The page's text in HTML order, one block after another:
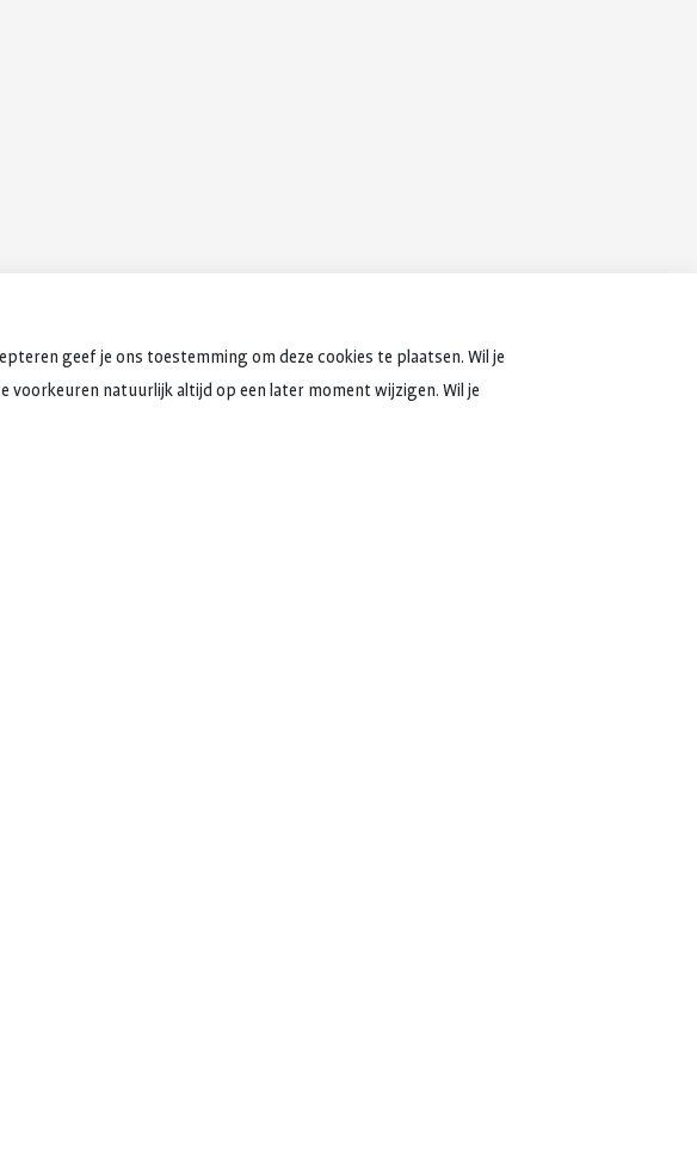
geef je ons toestemming om deze cookies te plaatsen. Wil je
voorkeuren natuurlijk altijd op een later moment wijzigen. Wil je